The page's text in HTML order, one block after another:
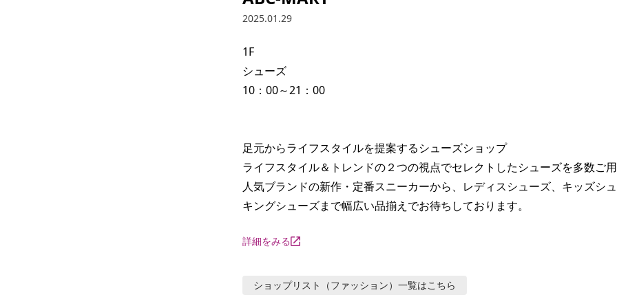
2025.01.29
1F
シューズ
10：00～21：00
足元からライフスタイルを提案するシューズショップ
ライフスタイル＆トレンドの２つの視点でセレクトしたシューズを多数ご用
人気ブランドの新作・定番スニーカーから、レディスシューズ、キッズシ
キングシューズまで幅広い品揃えでお待ちしております。
詳細をみる
ショップリスト（ファッション） 一覧はこちら